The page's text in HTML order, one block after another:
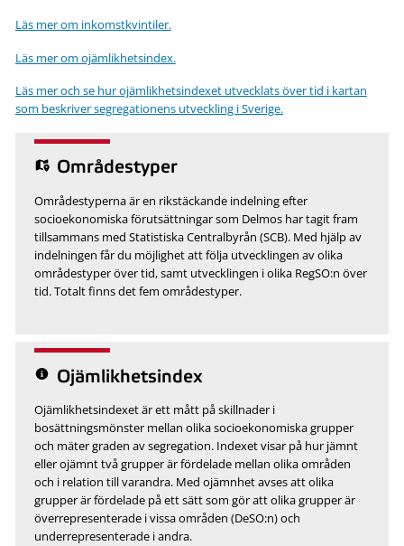
Läs mer om inkomstkvintiler.
Läs mer om ojämlikhetsindex.
Läs mer och se hur ojämlikhetsindexet utvecklats över tid i kartan
som beskriver segregationens utveckling i Sverige.
Områdestyper
Områdestyperna är en rikstäckande indelning efter
socioekonomiska förutsättningar som Delmos har tagit fram
tillsammans med Statistiska Centralbyrån (SCB). Med hjälp av
indelningen får du möjlighet att följa utvecklingen av olika
områdestyper över tid, samt utvecklingen i olika RegSO:n över
tid. Totalt finns det fem områdestyper.
Ojämlikhetsindex
Ojämlikhetsindexet är ett mått på skillnader i
bosättningsmönster mellan olika socioekonomiska grupper
och mäter graden av segregation. Indexet visar på hur jämnt
eller ojämnt två grupper är fördelade mellan olika områden
och i relation till varandra. Med ojämnhet avses att olika
grupper är fördelade på ett sätt som gör att olika grupper är
överrepresenterade i vissa områden (DeSO:n) och
underrepresenterade i andra.